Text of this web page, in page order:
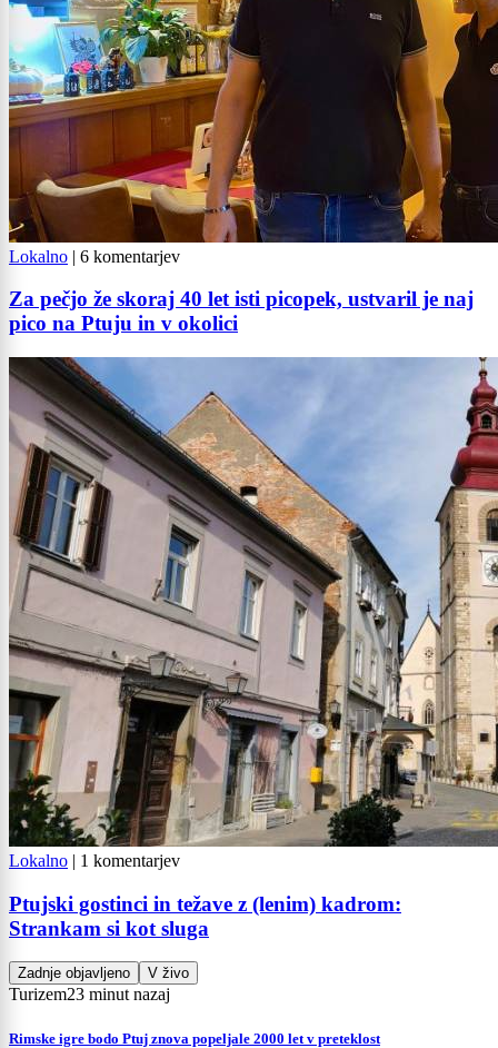
Lokalno | 6 komentarjev
Za pečjo že skoraj 40 let isti picopek, ustvaril je naj
pico na Ptuju in v okolici
Lokalno | 1 komentarjev
Ptujski gostinci in težave z (lenim) kadrom:
Strankam si kot sluga
Zadnje objavljeno V živo
Turizem23 minut nazaj
Rimske igre bodo Ptuj znova popeljale 2000 let v preteklost